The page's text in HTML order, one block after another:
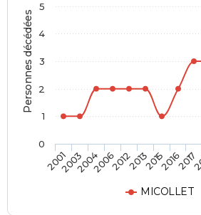
Personnes décédées
MICOLLET
200120032004200620122013201520162017
0
1
2
3
4
5